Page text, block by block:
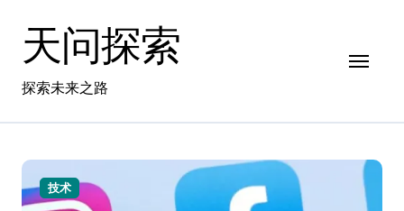
天问探索
探索未来之路
技术